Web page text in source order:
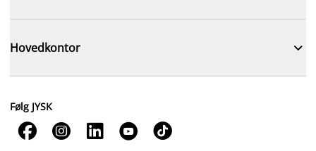
Hovedkontor 
Følg JYSK
    